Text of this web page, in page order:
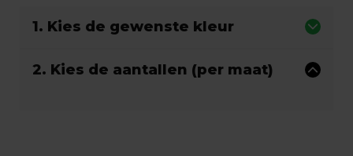
1. Kies de gewenste kleur
2. Kies de aantallen (per maat)